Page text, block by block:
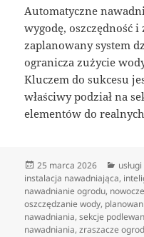
Automatyczne
wygodę, oszczędność
zaplanowany system
ogranicza zużycie
Kluczem do sukcesu
właściwy podział na
elementów do
Data
publikacji
25 marca 2026 usługi
instalacja nawadniająca,
nawadnianie ogrodu,
oszczędzanie wody,
nawadniania,sekcje
nawadniania,zraszacze